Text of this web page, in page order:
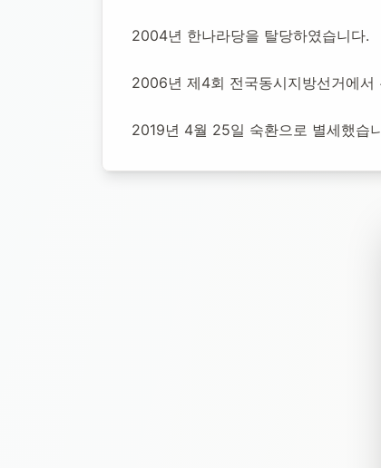
2004년 한나라당을 탈당하였습니다.
2006년 제4회 전국동시지방선거에서
2019년 4월 25일 숙환으로 별세했습